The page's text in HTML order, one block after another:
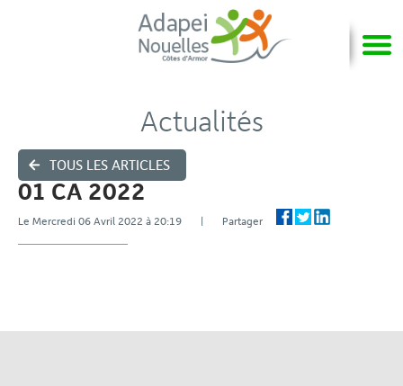
TOUS LES ARTICLES
Actualités
01 CA 2022
Le Mercredi 06 Avril 2022 à 20:19 | Partager